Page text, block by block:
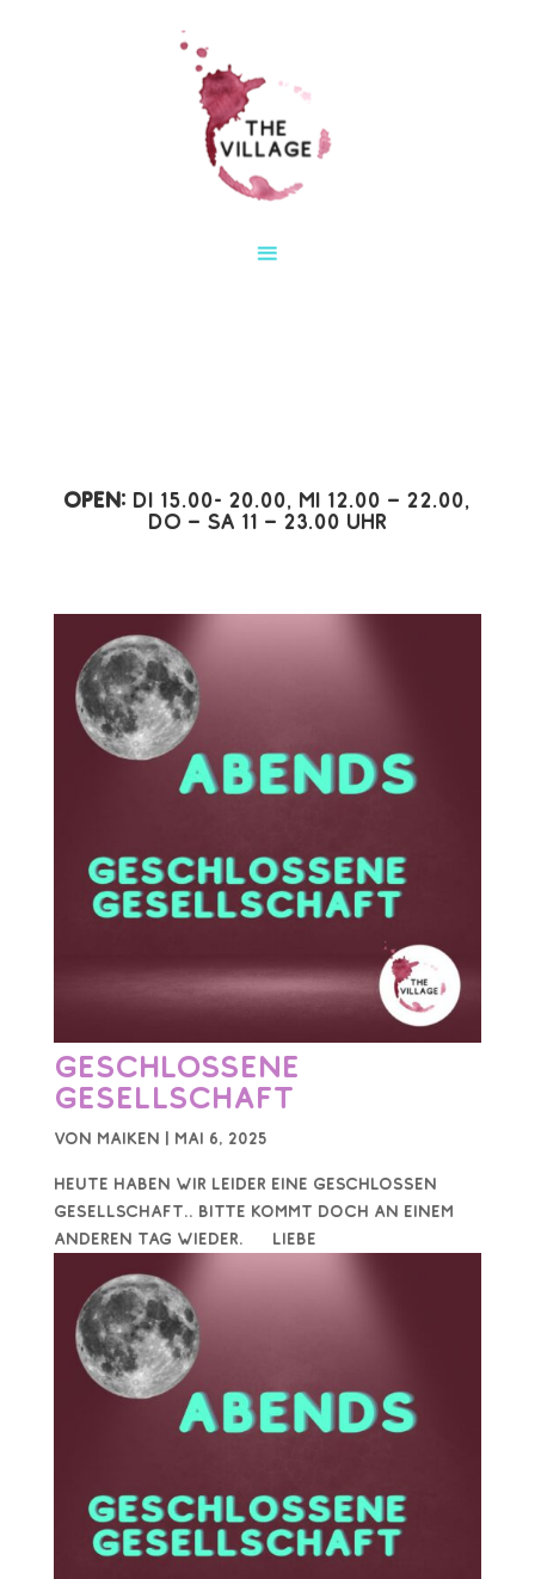
Open: Di 15.00- 20.00, Mi 12.00 – 22.00,
Do – Sa 11 – 23.00 Uhr
Geschlossene
Gesellschaft
von Maiken | Mai 6, 2025
Heute haben wir leider eine geschlossen
Gesellschaft.. Bitte kommt doch an einem
anderen Tag wieder. Liebe